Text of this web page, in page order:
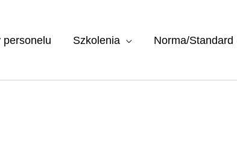
personelu Szkolenia Norma/Standard